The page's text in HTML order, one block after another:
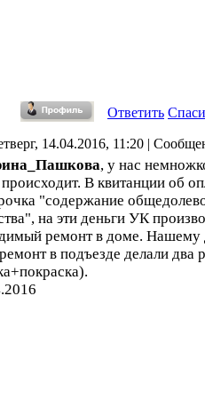
Ответить
14.04.2016, 11:20 |
, у нас
происходит. В квитанции об
"содержание
на эти деньги УК
ремонт в доме. Нашему
в подъезде делали два